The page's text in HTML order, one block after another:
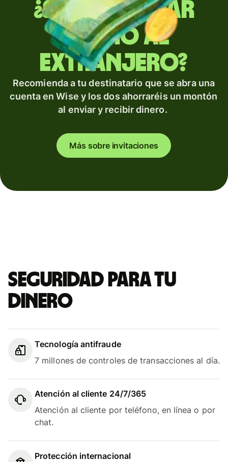
¿Sueles enviar
dinero al
extranjero?
Recomienda a tu destinatario que se abra una
cuenta en Wise y los dos ahorraréis un montón
al enviar y recibir dinero.
Más sobre invitaciones
Seguridad para tu
dinero
Tecnología antifraude
7 millones de controles de transacciones al día.
Atención al cliente 24/7/365
Atención al cliente por teléfono, en línea o por
chat.
Protección internacional